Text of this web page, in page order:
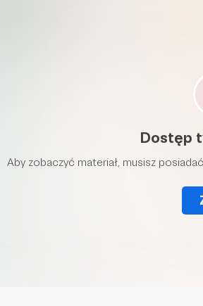
Dostęp
Aby zobaczyć materiał, musisz